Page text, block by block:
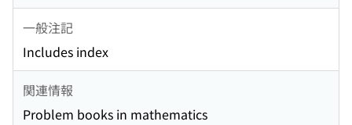
一般注記
Includes index
関連情報
Problem books in mathematics